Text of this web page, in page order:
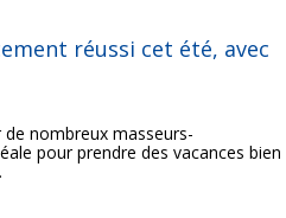
réussi cet été, avec
de nombreux masseurs-
pour prendre des vacances bien